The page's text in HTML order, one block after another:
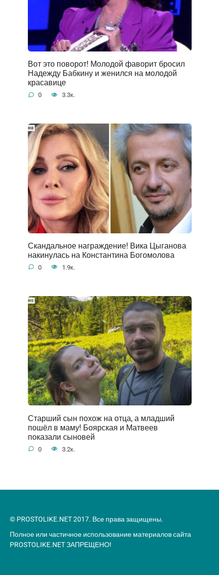
Вот это поворот! Молодой фаворит бросил
Надежду Бабкину и женился на молодой
красавице
0 3.3к.
Скандальное награждение! Вика Цыганова
накинулась на Константина Богомолова
0 1.9к.
Старший сын похож на отца, а младший
пошёл в маму! Боярская и Матвеев
показали сыновей
0 3.2к.
© PROSTOLIKE.NET 2017. Все права защищены.
Полное или частичное использование материалов сайта
PROSTOLIKE.NET ЗАПРЕЩЕНО!